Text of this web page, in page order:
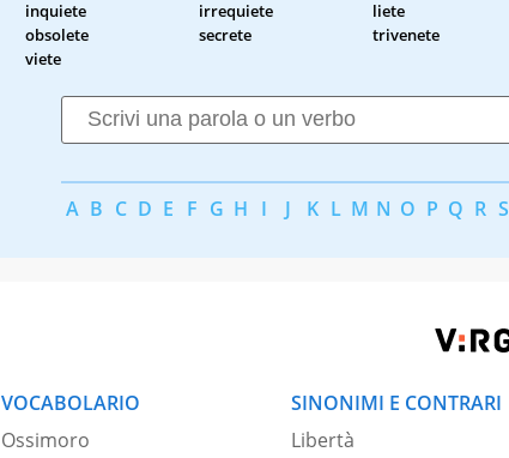
inquiete
irrequiete liete
obsolete
secrete trivenete
viete
A B C D E F G H I J K L M N O P Q R S
VOCABOLARIO
Ossimoro
SINONIMI E CONTRARI
Libertà